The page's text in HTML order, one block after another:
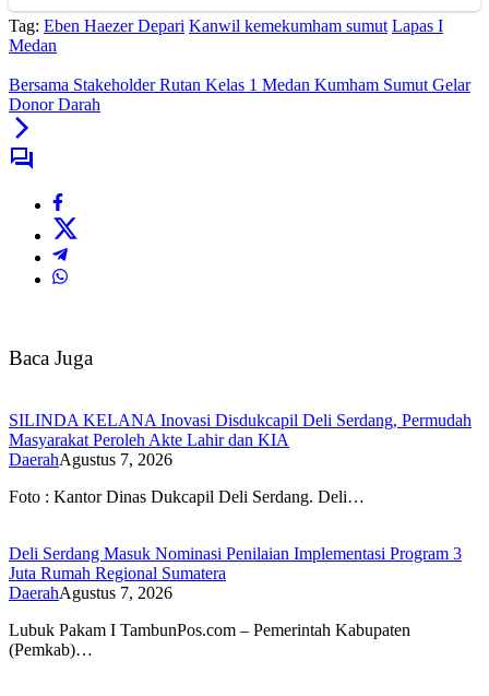
Tag: Eben Haezer Depari Kanwil kemekumham sumut Lapas I
Medan
Bersama Stakeholder Rutan Kelas 1 Medan Kumham Sumut Gelar
Donor Darah
Baca Juga
SILINDA KELANA Inovasi Disdukcapil Deli Serdang, Permudah
Masyarakat Peroleh Akte Lahir dan KIA
DaerahAgustus 7, 2026
Foto : Kantor Dinas Dukcapil Deli Serdang. Deli…
Deli Serdang Masuk Nominasi Penilaian Implementasi Program 3
Juta Rumah Regional Sumatera
DaerahAgustus 7, 2026
Lubuk Pakam I TambunPos.com – Pemerintah Kabupaten
(Pemkab)…